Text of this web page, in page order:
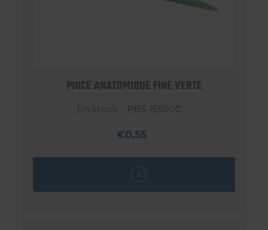
PINCE ANATOMIQUE FINE VERTE
En stock - PBS-8300G
€0,55